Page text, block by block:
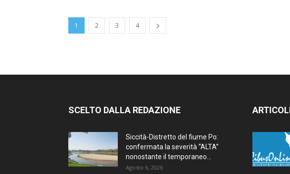
1 2 3 4
SCELTO DALLA REDAZIONE
Siccità-Distretto del fiume Po:
confermata la severità “ALTA”
nonostante il temporaneo...
Agosto 6, 2026